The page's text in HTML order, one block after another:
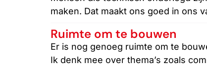
maken. Dat maakt ons goed in ons
Ruimte om te bouwen
Er is nog genoeg ruimte om te
Ik denk mee over thema’s zoals